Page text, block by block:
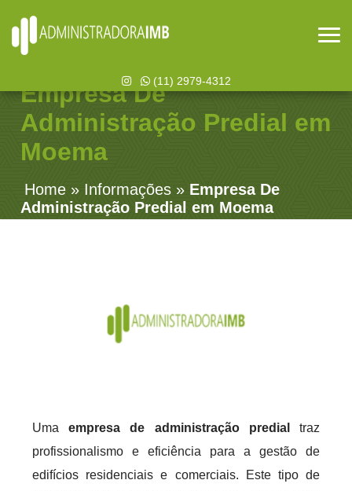
(11) 2979-4312
Empresa De
Administração Predial em
Moema
Home » Informações » Empresa De
Administração Predial em Moema
Umaempresa de administração predial
traz
profissionalismo e eficiência para a gestão de
edifícios residenciais e comerciais. Este tipo de